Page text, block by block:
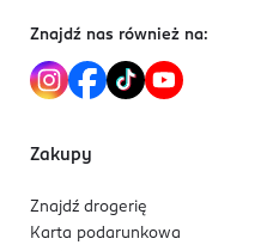
Znajdź nas również na:
Zakupy
Znajdź drogerię
Karta podarunkowa